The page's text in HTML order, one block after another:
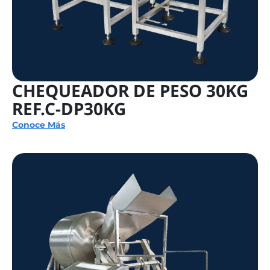
CHEQUEADOR DE PESO 30KG
REF.C-DP30KG
Conoce Más